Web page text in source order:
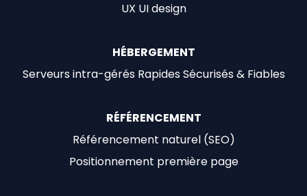
UX UI design
HÉBERGEMENT
Serveurs intra-gérés Rapides Sécurisés & Fiables
RÉFÉRENCEMENT
Référencement naturel (SEO)
Positionnement première page